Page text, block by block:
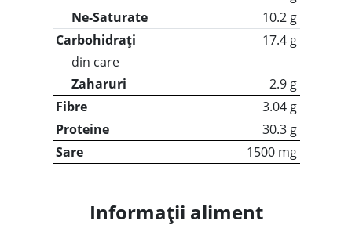
Ne-Saturate
10.2 g
Carbohidrați
17.4 g
din care
Zaharuri
2.9 g
Fibre
3.04 g
Proteine
30.3 g
Sare
1500 mg
Informații aliment